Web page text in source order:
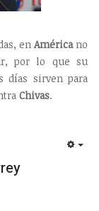
en Américano
por lo que su
días sirven para
Chivas.